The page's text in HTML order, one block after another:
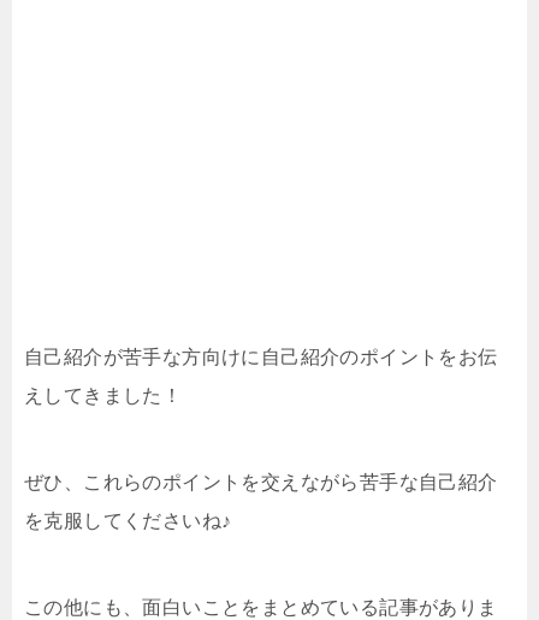
自己紹介が苦手な方向けに自己紹介のポイントをお伝
えしてきました！
ぜひ、これらのポイントを交えながら苦手な自己紹介
を克服してくださいね♪
この他にも、面白いことをまとめている記事がありま